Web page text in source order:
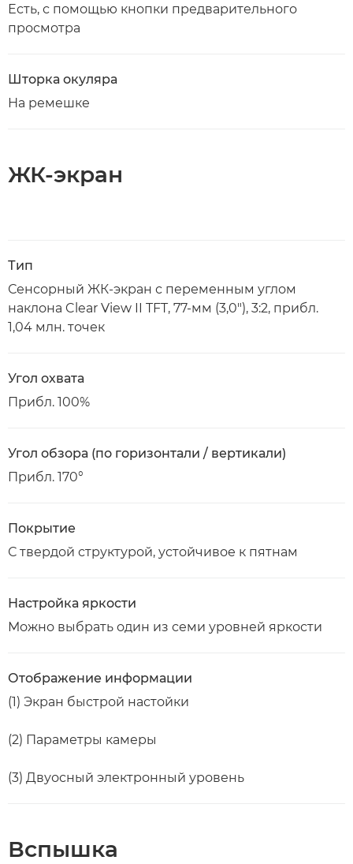
Есть, с помощью кнопки предварительного
просмотра
Шторка окуляра
На ремешке
ЖК-экран
Тип
Сенсорный ЖК-экран с переменным углом
наклона Clear View II TFT, 77-мм (3,0"), 3:2, прибл.
1,04 млн. точек
Угол охвата
Прибл. 100%
Угол обзора (по горизонтали / вертикали)
Прибл. 170°
Покрытие
С твердой структурой, устойчивое к пятнам
Настройка яркости
Можно выбрать один из семи уровней яркости
Отображение информации
(1) Экран быстрой настойки
(2) Параметры камеры
(3) Двуосный электронный уровень
Вспышка